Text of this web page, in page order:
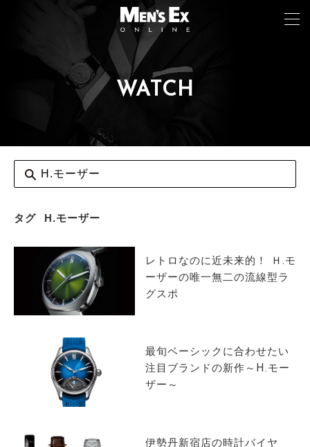
WATCH
タグ H.モーザー
レトロなのに近未来的！ Ｈ.モ
ーザーの唯一無二の流線型ラ
グスポ
最旬ベーシックに合わせたい
注目ブランドの新作～H.モー
ザー～
伊勢丹新宿店の時計バイヤ
CAR&BIKE
LIFESTYLE
COLUMN
MAGAZINE
ABOUT SITE
サイトマップ